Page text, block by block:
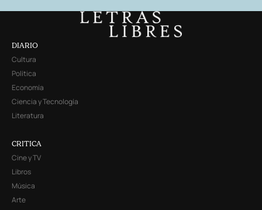
DIARIO
Cultura
Política
Economía
Ciencia y Tecnología
Literatura
CRITICA
Cine y TV
Libros
Música
Arte